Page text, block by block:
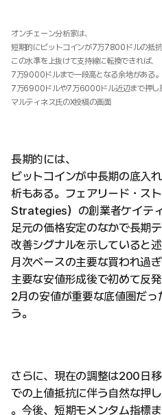
オンチェーン分析家は、
短期的にビットコインが7万7800ドルの抵抗
この水準を上抜けて支持線に転換できれば、
7万9000ドルまで一段高となる余地がある。
7万6900ドルや7万6000ドル近辺まで押し
マルティネス氏のX投稿の画面
長期的には、
ビットコインが中長期の底入
析もある。フェアリード・ス
Strategies）の創業者ケイティ
足元の価格安定のなかで長期
改善シグナルを示していると述
月次ベースの主要な買われ過
主要な安値形成後で初めて反発
2月の安値が重要な底値圏だ
う。
さらに、現在の調整は200日
での上値抵抗に伴う自然な押
。今後、短期モメンタム指標ま